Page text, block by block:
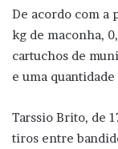
De acordo com a
kg de maconha,
cartuchos de
e uma
Tarssio Brito, de
tiros entre